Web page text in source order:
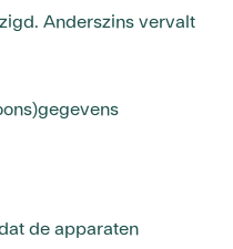
Anderszins vervalt
de apparaten